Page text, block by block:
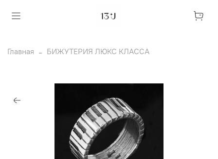
Главная БИЖУТЕРИЯ ЛЮКС КЛАССА